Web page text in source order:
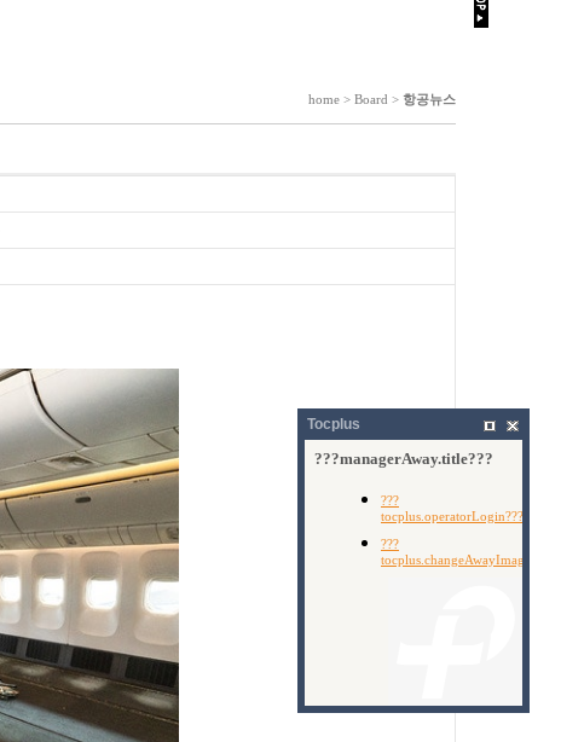
home > Board > 항공뉴스
Tocplus